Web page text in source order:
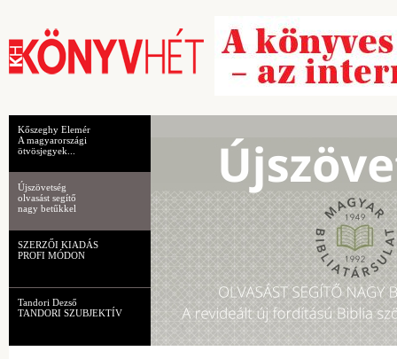
Kőszeghy Elemér
A magyarországi
ötvösjegyek...
Újszövetség
olvasást segítő
nagy betűkkel
SZERZŐI KIADÁS
PROFI MÓDON
Tandori Dezső
TANDORI SZUBJEKTÍV